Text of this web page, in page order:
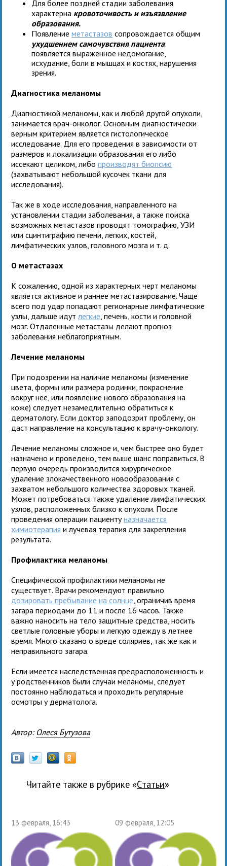
Для более поздней стадии заболевания
характерна кровоточивость и изъязвление
образования.
Появлениеметастазов сопровождается общим
ухудшением самочувствия пациента:
появляется выраженное недомогание,
исхудание, боли в мышцах и костях, нарушения
зрения.
Диагностика меланомы
Диагностикой меланомы, как и любой другой опухоли,
занимается врач-онколог. Основным диагностически
верным критерием является гистологическое
исследование. Для его проведения в зависимости от
размеров и локализации образования его либо
иссекают целиком, либопроизводят биопсию
(захватывают небольшой кусочек ткани для
исследования).
Так же в ходе исследования, направленного на
установлении стадии заболевания, а также поиска
возможных метастазов проводят томографию, УЗИ
или сцинтиграфию печени, легких, костей,
лимфатических узлов, головного мозга и т. д.
О метастазах
К сожалению, одной из характерных черт меланомы
является активное и раннее метастазирование. Чаще
всего под удар попадают регионарные лимфатические
узлы, дальше идутлегкие , печень, кости и головной
мозг. Отдаленные метастазы делают прогноз
заболевания неблагоприятным.
Лечение меланомы
При подозрении на наличие меланомы (изменение
цвета, формы или размера родинки, покраснение
вокруг нее, или появление нового образования на
коже) следует незамедлительно обратиться к
дерматологу. Если доктор заподозрит проблему, он
даст направление на консультацию к врачу-онкологу.
Лечение меланомы сложное и, чем быстрее оно будет
назначено и проведено, тем выше шанс поправиться. В
первую очередь производится хирургическое
удаление злокачественного новообразования с
захватом небольшого количества здоровых тканей.
Может потребоваться также удаление лимфатических
узлов, расположенных близко к опухоли. После
проведения операции пациентуназначается
химиотерапия и лучевая терапия для закрепления
результата.
Профилактика меланомы
Специфической профилактики меланомы не
существует. Врачи рекомендуют правильно
дозировать пребывание на солнце , ограничив время
загара периодами до 11 и после 16 часов. Также
важно наносить на тело защитные средства, носить
светлые головные уборы и легкую одежду в летнее
время. Много сказано о вреде соляриев, так же как и
неправильного загара.
Если имеется наследственная предрасположенность и
у родственников были случаи меланомы, следует
постоянно наблюдаться и проходить регулярные
осмотры у дерматолога.
Автор: Олеся Бутузова
Читайте также в рубрике « Статьи»
13 февраля, 16:43 09 февраля, 12:05